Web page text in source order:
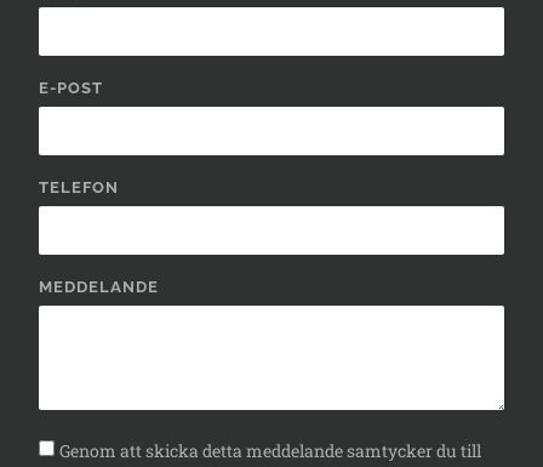
E-POST
TELEFON
MEDDELANDE
Genom att skicka detta meddelande samtycker du till